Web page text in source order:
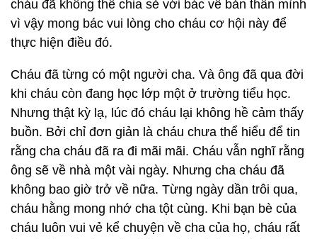
cháu đã không thể chia sẻ với bác về bản thân mình
vì vậy mong bác vui lòng cho cháu cơ hội này để
thực hiện điều đó.
Cháu đã từng có một người cha. Và ông đã qua đời
khi cháu còn đang học lớp một ở trường tiểu học.
Nhưng thật kỳ lạ, lúc đó cháu lại không hề cảm thấy
buồn. Bởi chỉ đơn giản là cháu chưa thể hiểu để tin
rằng cha cháu đã ra đi mãi mãi. Cháu vẫn nghĩ rằng
ông sẽ về nhà một vài ngày. Nhưng cha cháu đã
không bao giờ trở về nữa. Từng ngày dần trôi qua,
cháu hằng mong nhớ cha tột cùng. Khi bạn bè của
cháu luôn vui vẻ kể chuyện về cha của họ, cháu rất